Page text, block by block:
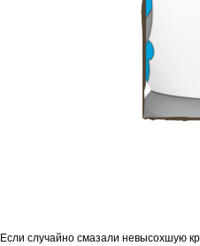
Если случайно смазали невысохшую